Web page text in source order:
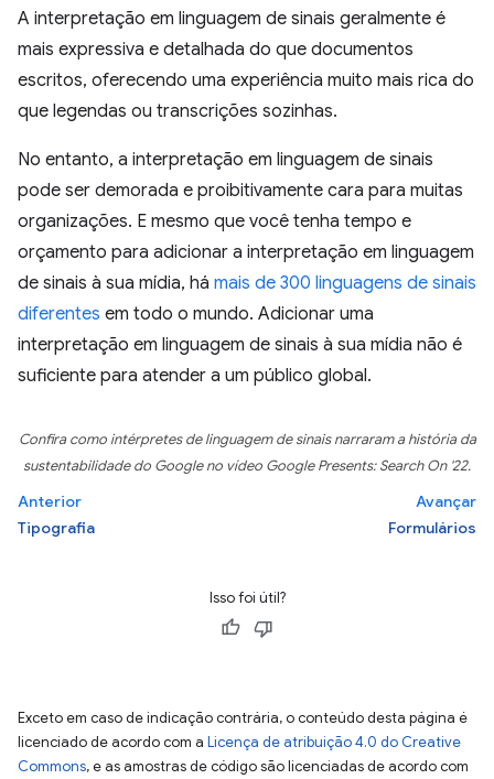
A interpretação em linguagem de sinais geralmente é
mais expressiva e detalhada do que documentos
escritos, oferecendo uma experiência muito mais rica do
que legendas ou transcrições sozinhas.
No entanto, a interpretação em linguagem de sinais
pode ser demorada e proibitivamente cara para muitas
organizações. E mesmo que você tenha tempo e
orçamento para adicionar a interpretação em linguagem
de sinais à sua mídia, há mais de 300 linguagens de sinais
diferentes em todo o mundo. Adicionar uma
interpretação em linguagem de sinais à sua mídia não é
suficiente para atender a um público global.
Confira como intérpretes de linguagem de sinais narraram a história da
sustentabilidade do Google no vídeo Google Presents: Search On '22.
Anterior
Tipografia
Avançar
Formulários
Isso foi útil?
Exceto em caso de indicação contrária, o conteúdo desta página é
licenciado de acordo com a Licença de atribuição 4.0 do Creative
Commons, e as amostras de código são licenciadas de acordo com